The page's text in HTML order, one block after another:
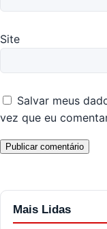
Site
Salvar meus
vez que eu
Mais Lidas